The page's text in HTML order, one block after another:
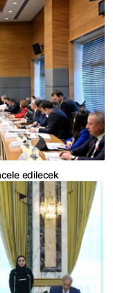
edilecek